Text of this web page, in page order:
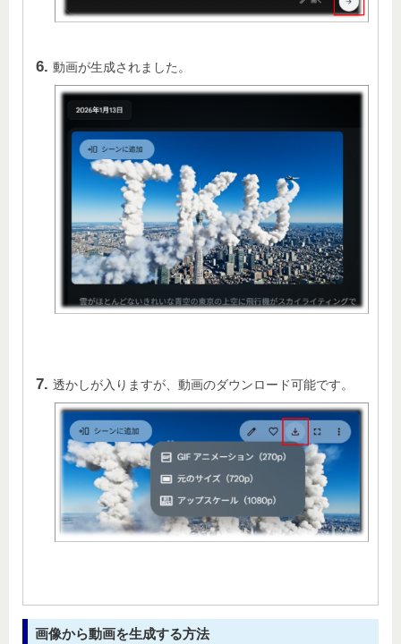
動画が生成されました。
透かしが入りますが、動画のダウンロード可能です。
画像から動画を生成する方法